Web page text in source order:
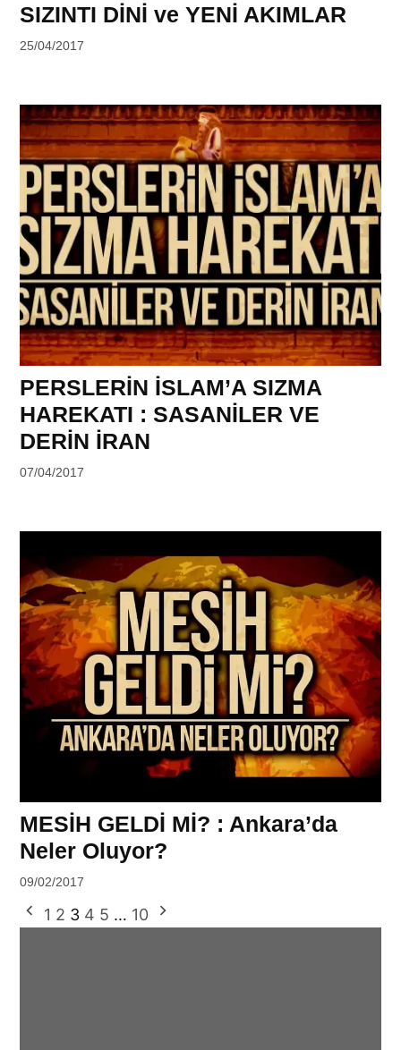
SIZINTI DİNİ ve YENİ AKIMLAR
by
25/04/2017
PERSLERİN İSLAM’A SIZMA
HAREKATI : SASANİLER VE
DERİN İRAN
by
07/04/2017
MESİH GELDİ Mİ? : Ankara’da
Neler Oluyor?
by
DerinDunya
09/02/2017
Yazı
1 2 3 4 5 … 10